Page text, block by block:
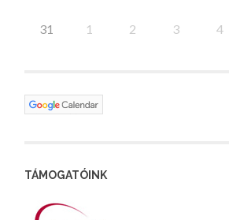
31 1 2 3 4
TÁMOGATÓINK